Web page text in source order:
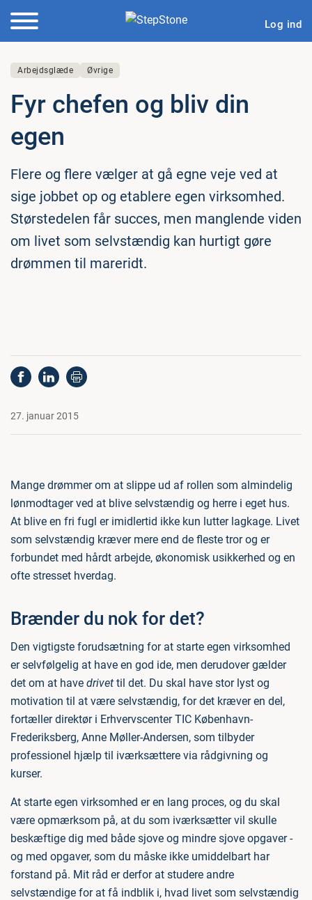
Log ind
Arbejdsglæde Øvrige
Fyr chefen og bliv din
egen
Flere og flere vælger at gå egne veje ved at
sige jobbet op og etablere egen virksomhed.
Størstedelen får succes, men manglende viden
om livet som selvstændig kan hurtigt gøre
drømmen til mareridt.
27. januar 2015
Mange drømmer om at slippe ud af rollen som almindelig
lønmodtager ved at blive selvstændig og herre i eget hus.
At blive en fri fugl er imidlertid ikke kun lutter lagkage. Livet
som selvstændig kræver mere end de fleste tror og er
forbundet med hårdt arbejde, økonomisk usikkerhed og en
ofte stresset hverdag.
Brænder du nok for det?
Den vigtigste forudsætning for at starte egen virksomhed
er selvfølgelig at have en god ide, men derudover gælder
det om at have drivet til det. Du skal have stor lyst og
motivation til at være selvstændig, for det kræver en del,
fortæller direktør i Erhvervscenter TIC København-
Frederiksberg, Anne Møller-Andersen, som tilbyder
professionel hjælp til iværksættere via rådgivning og
kurser.
At starte egen virksomhed er en lang proces, og du skal
være opmærksom på, at du som iværksætter vil skulle
beskæftige dig med både sjove og mindre sjove opgaver -
og med opgaver, som du måske ikke umiddelbart har
forstand på. Mit råd er derfor at studere andre
selvstændige for at få indblik i, hvad livet som selvstændig